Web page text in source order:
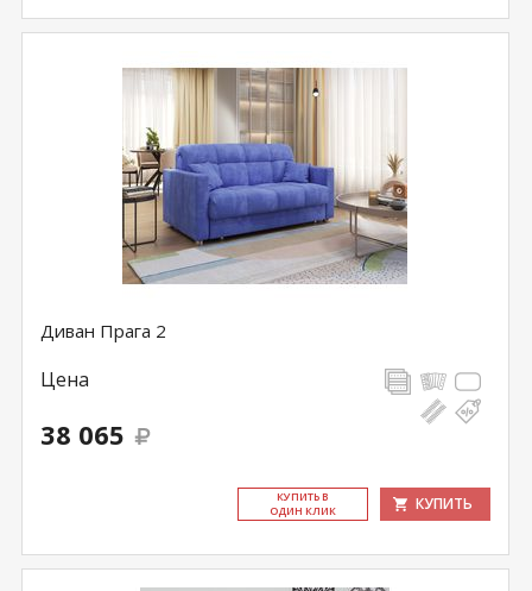
Диван Прага 2
Цена
38 065
КУ­ПИТЬ В
ОДИН КЛИК
КУПИТЬ